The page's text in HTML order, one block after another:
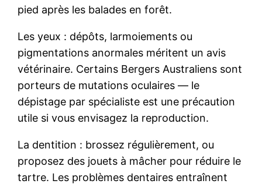
pied après les balades en forêt.
Les yeux : dépôts, larmoiements ou
pigmentations anormales méritent un avis
vétérinaire. Certains Bergers Australiens sont
porteurs de mutations oculaires — le
dépistage par spécialiste est une précaution
utile si vous envisagez la reproduction.
La dentition : brossez régulièrement, ou
proposez des jouets à mâcher pour réduire le
tartre. Les problèmes dentaires entraînent